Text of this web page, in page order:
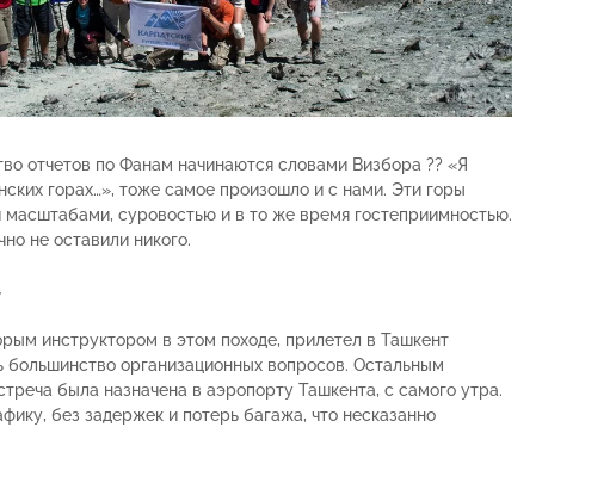
отчетов по Фанам начинаются словами Визбора ?? «Я
горах…», тоже самое произошло и с нами. Эти горы
масштабами, суровостью и в то же время гостеприимностью.
не оставили никого.
инструктором в этом походе, прилетел в Ташкент
большинство организационных вопросов. Остальным
была назначена в аэропорту Ташкента, с самого утра.
без задержек и потерь багажа, что несказанно